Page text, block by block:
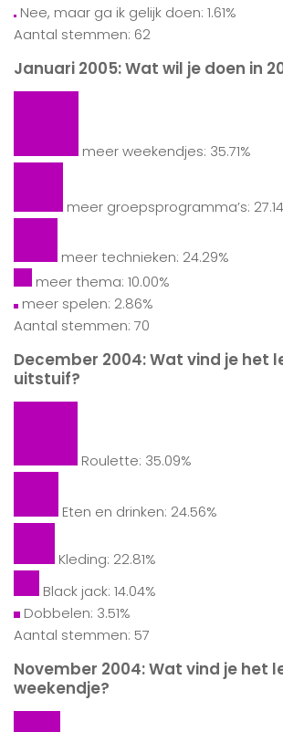
Nee, maar ga ik gelijk doen: 1.61%
Aantal stemmen: 62
Januari 2005: Wat wil je doen in
meer weekendjes: 35.71%
meer groepsprogramma’s:
meer technieken: 24.29%
meer thema: 10.00%
meer spelen: 2.86%
Aantal stemmen: 70
December 2004: Wat vind je het
uitstuif?
Roulette: 35.09%
Eten en drinken: 24.56%
Kleding: 22.81%
Black jack: 14.04%
Dobbelen: 3.51%
Aantal stemmen: 57
November 2004: Wat vind je het
weekendje?